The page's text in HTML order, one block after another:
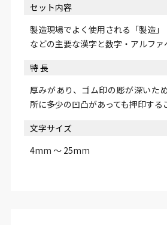
セット内容
製造現場でよく使用される「製造」
などの主要な漢字と数字・アルファ
特 長
厚みがあり、ゴム印の彫が深いた
所に多少の凹凸があっても押印する
文字サイズ
4mm ～ 25mm